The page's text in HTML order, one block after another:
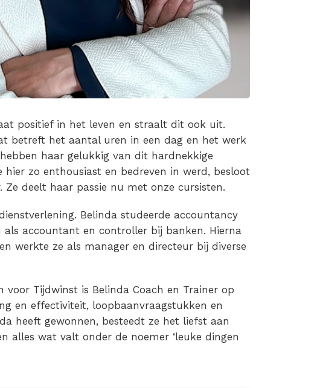
positief in het leven en straalt dit ook uit.
betreft het aantal uren in een dag en het werk
haar gelukkig van dit hardnekkige
zo enthousiast en bedreven in werd, besloot
deelt haar passie nu met onze cursisten.
Belinda studeerde accountancy
accountant en controller bij banken. Hierna
werkte ze als manager en directeur bij diverse
Tijdwinst is Belinda Coach en Trainer op
en effectiviteit, loopbaanvraagstukken en
heeft gewonnen, besteedt ze het liefst aan
alles wat valt onder de noemer ‘leuke dingen